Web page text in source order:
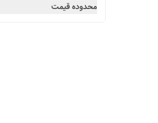
godfrey
محدوده قیمت